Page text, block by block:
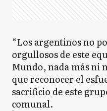
“Los argentinos no
orgullosos de este
Mundo, nada más ni
que reconocer el
sacrificio de este
comunal.